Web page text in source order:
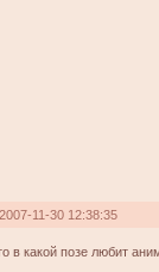
2007-11-30 12:38:35
в какой позе любит